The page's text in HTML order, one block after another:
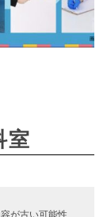
室
が古い可能性